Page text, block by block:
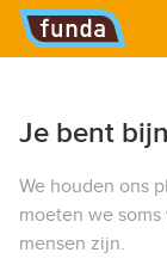
Hoofdmenu
Je bent
We houden ons
moeten we
mensen zijn.